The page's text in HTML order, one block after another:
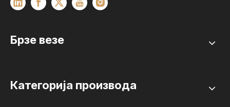
Брзе везе
Категорија производа